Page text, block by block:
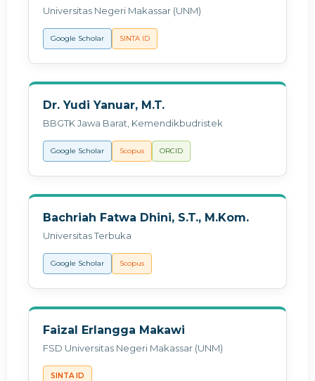
Universitas Negeri Makassar (UNM)
Google Scholar SINTA ID
Dr. Yudi Yanuar, M.T.
BBGTK Jawa Barat, Kemendikbudristek
Google Scholar Scopus ORCID
Bachriah Fatwa Dhini, S.T., M.Kom.
Universitas Terbuka
Google Scholar Scopus
Faizal Erlangga Makawi
FSD Universitas Negeri Makassar (UNM)
SINTA ID